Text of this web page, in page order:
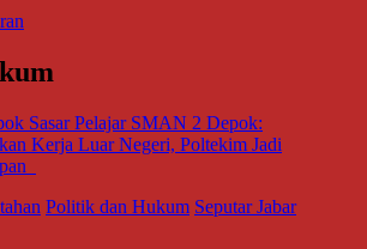
Politik dan Hukum Seputar Jabar